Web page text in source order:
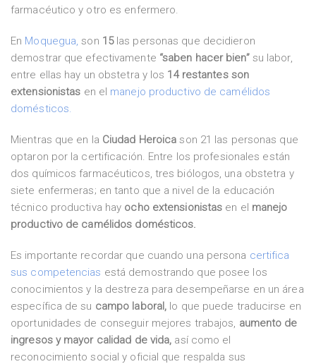
farmacéutico y otro es enfermero.
En Moquegua, son 15las personas que decidieron
demostrar que efectivamente “saben hacer bien”su labor,
entre ellas hay un obstetra y los 14 restantes son
extensionistas en el manejo productivo de camélidos
domésticos.
Mientras que en la Ciudad Heroica son 21 las personas que
optaron por la certificación. Entre los profesionales están
dos químicos farmacéuticos, tres biólogos, una obstetra y
siete enfermeras; en tanto que a nivel de la educación
técnico productiva hay ocho extensionistas en el manejo
productivo de camélidos domésticos.
Es importante recordar que cuando una persona certifica
sus competencias está demostrando que posee los
conocimientos y la destreza para desempeñarse en un área
específica de su campo laboral, lo que puede traducirse en
oportunidades de conseguir mejores trabajos, aumento de
ingresos y mayor calidad de vida, así como el
reconocimiento social y oficial que respalda sus